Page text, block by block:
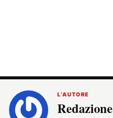
L’AUTORE
Redazione